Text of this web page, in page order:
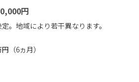
円
。地域により若干異なります。
（6ヵ月）